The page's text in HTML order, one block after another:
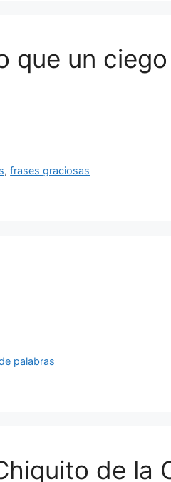
que un
,frases graciosas
palabras
de la